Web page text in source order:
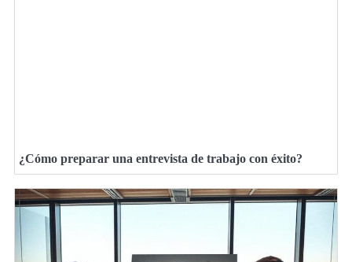
¿Cómo preparar una entrevista de trabajo con éxito?